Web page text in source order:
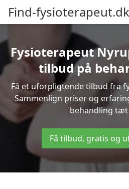
Find-fysioterapeut.dk
Fysioterapeut
tilbud på
Få et uforpligtende tilbud fra
Sammenlign priser og
behandling tæt
Få tilbud, gratis og